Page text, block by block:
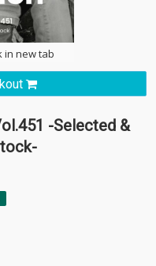
in new tab
-Selected &